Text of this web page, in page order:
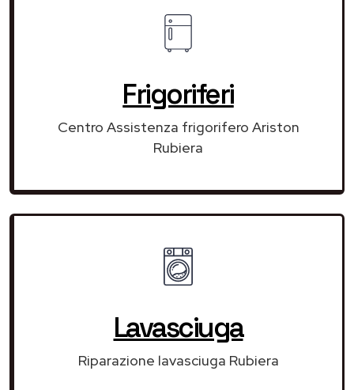
Frigoriferi
Centro Assistenza frigorifero Ariston
Rubiera
Lavasciuga
Riparazione lavasciuga Rubiera